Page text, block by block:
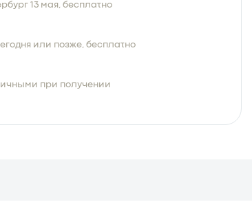
13 мая, бесплатно
или позже, бесплатно
при получении